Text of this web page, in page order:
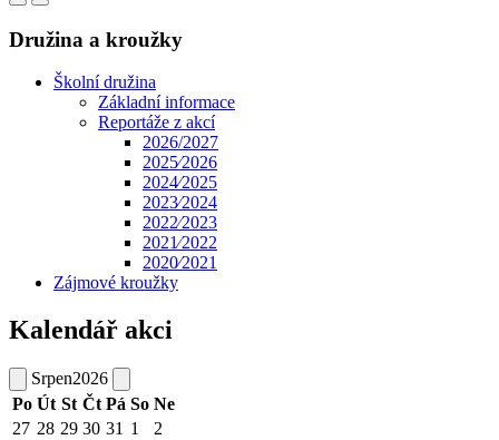
Družina a kroužky
Školní družina
Základní informace
Reportáže z akcí
2026/2027
2025⁄2026
2024⁄2025
2023⁄2024
2022⁄2023
2021⁄2022
2020⁄2021
Zájmové kroužky
Kalendář akci
Srpen2026
Po Út St Čt Pá So Ne
27 28 29 30 31 1
2